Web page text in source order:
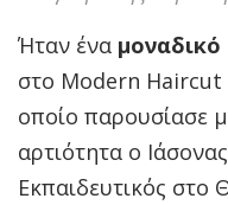
Ήταν ένα
στo Modern Haircut
οποίο παρουσίασε
αρτιότητα ο
Εκπαιδευτικός στο